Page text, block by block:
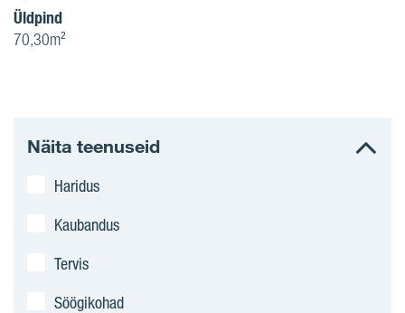
Üldpind
70,30m²
Näita teenuseid
Haridus
Kaubandus
Tervis
Söögikohad